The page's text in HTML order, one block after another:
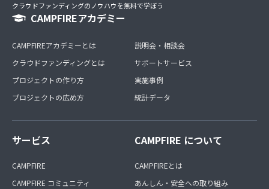
クラウドファンディングのノウハウを無料で学ぼう
CAMPFIREアカデミー
CAMPFIREアカデミーとは
クラウドファンディングとは
プロジェクトの作り方
プロジェクトの広め方
説明会・相談会
サポートサービス
実施事例
統計データ
サービス
CAMPFIRE
CAMPFIRE コミュニティ
CAMPFIRE について
CAMPFIREとは
あんしん・安全への取り組み